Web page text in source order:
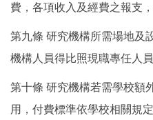
費，各項收入及經費之報支
第九條 研究機構所需場地及
機構人員得比照現職專任人
第十條 研究機構若需學校額
用，付費標準依學校相關規